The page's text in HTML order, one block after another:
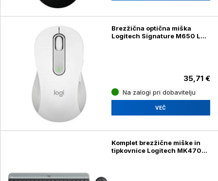
Brezžična optična miška
Logitech Signature M650 L
35,71 €
Na zalogi pri dobavitelju
VEČ
Komplet brezžične miške in
tipkovnice Logitech MK470